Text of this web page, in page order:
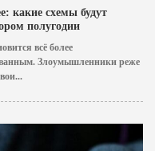
какие схемы будут
полугодии
всё более
Злоумышленники реже